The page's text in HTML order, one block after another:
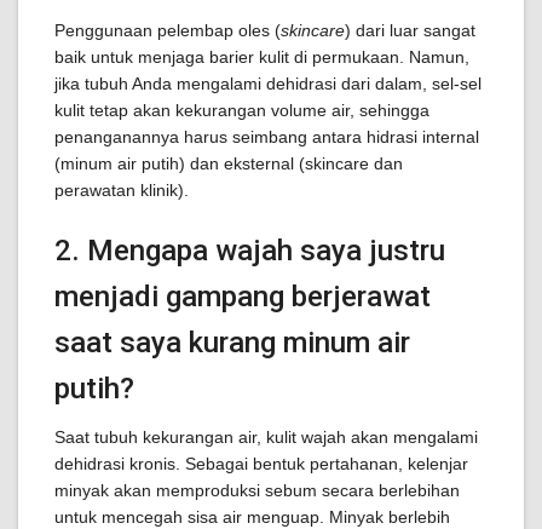
Penggunaan pelembap oles (skincare) dari luar sangat
baik untuk menjaga barier kulit di permukaan. Namun,
jika tubuh Anda mengalami dehidrasi dari dalam, sel-sel
kulit tetap akan kekurangan volume air, sehingga
penanganannya harus seimbang antara hidrasi internal
(minum air putih) dan eksternal (skincare dan
perawatan klinik).
2. Mengapa wajah saya justru
menjadi gampang berjerawat
saat saya kurang minum air
putih?
Saat tubuh kekurangan air, kulit wajah akan mengalami
dehidrasi kronis. Sebagai bentuk pertahanan, kelenjar
minyak akan memproduksi sebum secara berlebihan
untuk mencegah sisa air menguap. Minyak berlebih